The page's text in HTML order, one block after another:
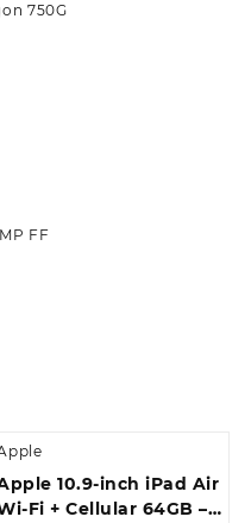
750G
FF
10.9-inch iPad Air
Fi + Cellular 64GB –